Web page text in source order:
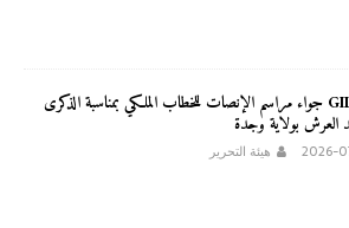
GIL24-TV جواء مراسم الإنصات للخطاب الملكي بمناسبة الذكرى
2026- هيئة التحرير